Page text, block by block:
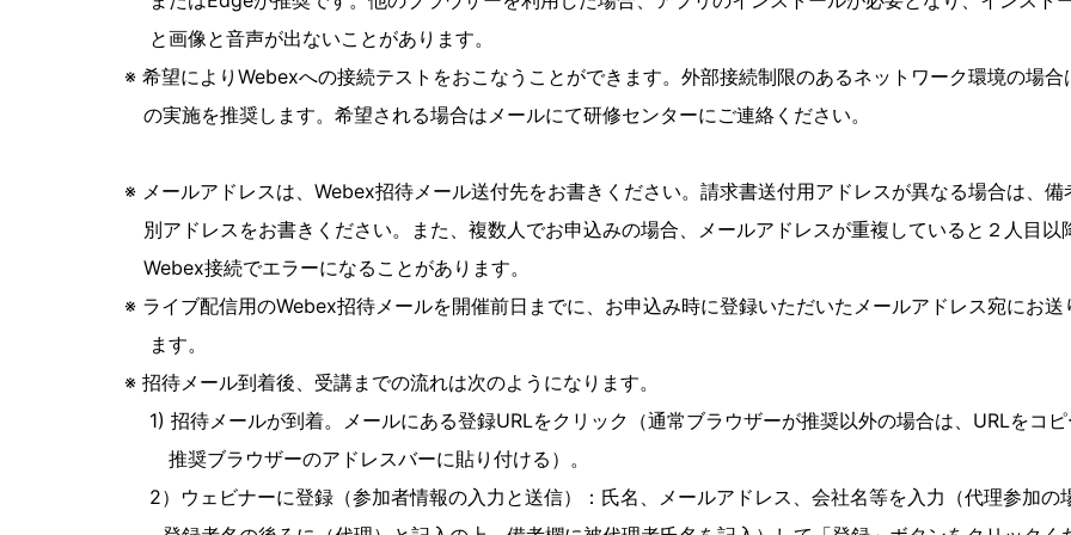
と画像と音声が出ないことがあります。
※ 希望によりWebexへの接続テストをおこなうことができます。外部接続制限のあるネットワーク環境の場合
の実施を推奨します。希望される場合はメールにて研修センターにご連絡ください。
※ メールアドレスは、Webex招待メール送付先をお書きください。請求書送付用アドレスが異なる場合は、備
別アドレスをお書きください。また、複数人でお申込みの場合、メールアドレスが重複していると２人目以
Webex接続でエラーになることがあります。
※ ライブ配信用のWebex招待メールを開催前日までに、お申込み時に登録いただいたメールアドレス宛にお送
ます。
※ 招待メール到着後、受講までの流れは次のようになります。
1) 招待メールが到着。メールにある登録URLをクリック（通常ブラウザーが推奨以外の場合は、URLをコピ
推奨ブラウザーのアドレスバーに貼り付ける）。
2）ウェビナーに登録（参加者情報の入力と送信）：氏名、メールアドレス、会社名等を入力（代理参加の